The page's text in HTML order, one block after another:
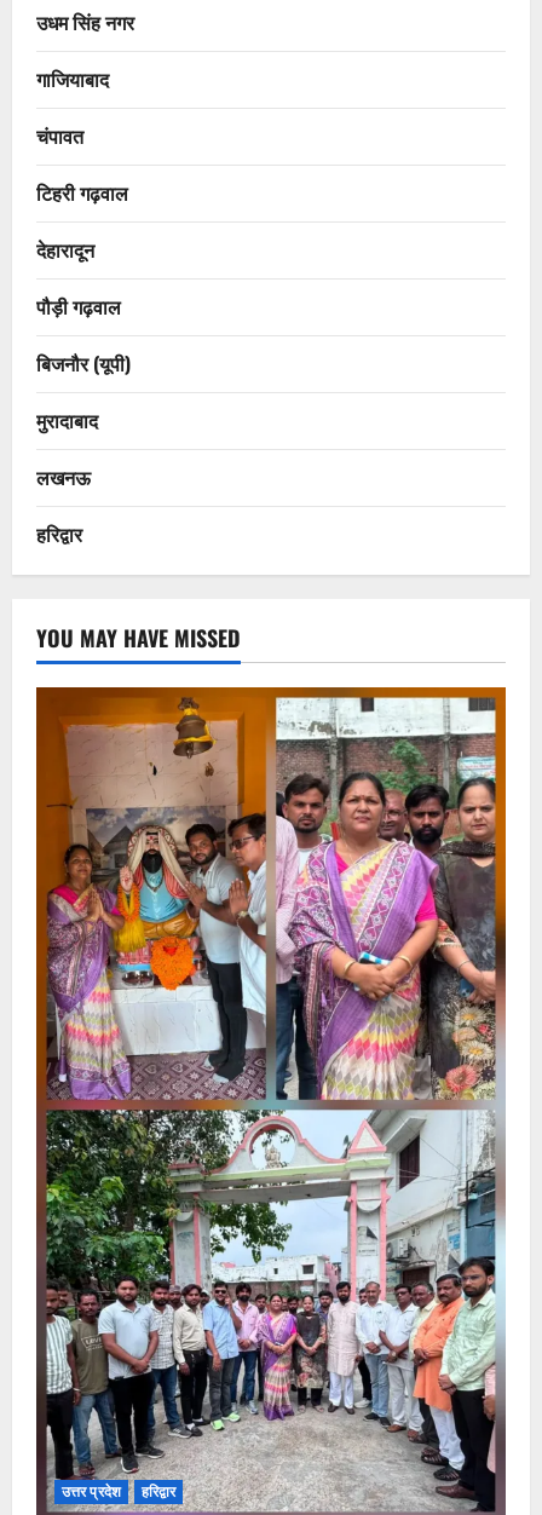
उधम सिंह नगर
गाजियाबाद
चंपावत
टिहरी गढ़वाल
देहारादून
पौड़ी गढ़वाल
बिजनौर (यूपी)
मुरादाबाद
लखनऊ
हरिद्वार
YOU MAY HAVE MISSED
उत्तर प्रदेश हरिद्वार